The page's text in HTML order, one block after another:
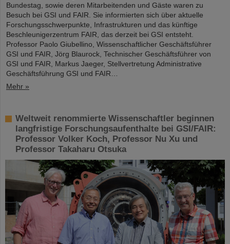
Bundestag, sowie deren Mitarbeitenden und Gäste waren zu
Besuch bei GSI und FAIR. Sie informierten sich über aktuelle
Forschungsschwerpunkte, Infrastrukturen und das künftige
Beschleunigerzentrum FAIR, das derzeit bei GSI entsteht.
Professor Paolo Giubellino, Wissenschaftlicher Geschäftsführer
GSI und FAIR, Jörg Blaurock, Technischer Geschäftsführer von
GSI und FAIR, Markus Jaeger, Stellvertretung Administrative
Geschäftsführung GSI und FAIR…
Mehr »
Weltweit renommierte Wissenschaftler beginnen
langfristige Forschungsaufenthalte bei GSI/FAIR:
Professor Volker Koch, Professor Nu Xu und
Professor Takaharu Otsuka